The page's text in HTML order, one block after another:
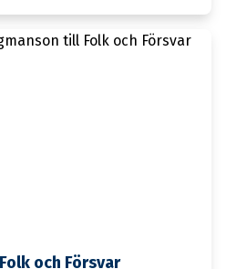
och Försvar